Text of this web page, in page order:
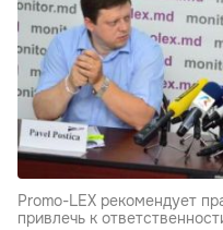
Promo-LEX рекомендует
привлечь к